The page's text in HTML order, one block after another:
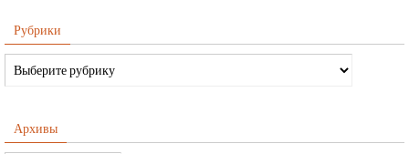
Рубрики
Архивы